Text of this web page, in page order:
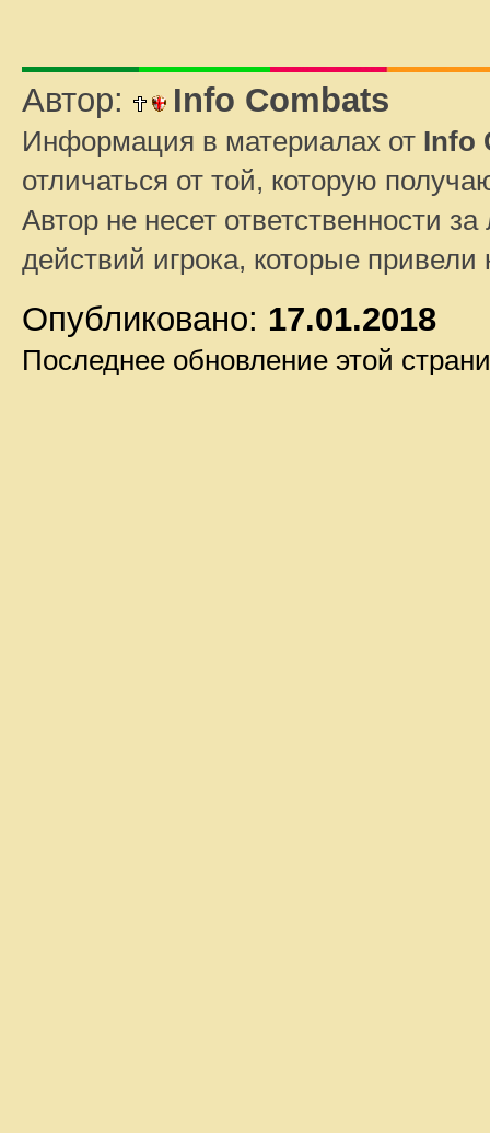
Автор: Info Combats
Информация в материалах от Info
отличаться от той, которую
Автор не несет ответственности
действий игрока, которые
Опубликовано: 17.01.2018
Последнее обновление этой